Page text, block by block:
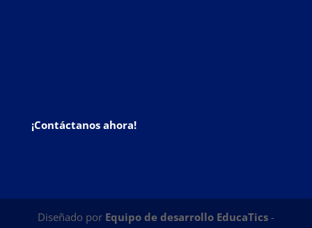
¡Contáctanos ahora!
Diseñado por Equipo de desarrollo EducaTics -